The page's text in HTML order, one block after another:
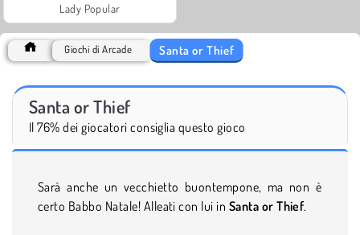
Lady Popular
Giochi di Arcade Santa or Thief
Santa or Thief
Il 76% dei giocatori consiglia questo gioco
Sarà anche un vecchietto buontempone, ma non è
certo Babbo Natale! Alleati con lui in Santa or Thief.